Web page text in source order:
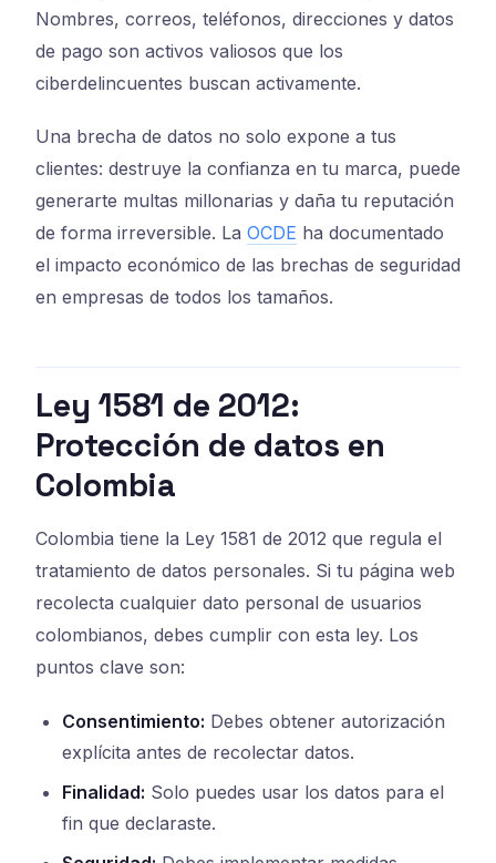
Nombres, correos, teléfonos, direcciones y datos
de pago son activos valiosos que los
ciberdelincuentes buscan activamente.
Una brecha de datos no solo expone a tus
clientes: destruye la confianza en tu marca, puede
generarte multas millonarias y daña tu reputación
de forma irreversible. La OCDE ha documentado
el impacto económico de las brechas de seguridad
en empresas de todos los tamaños.
Ley 1581 de 2012:
Protección de datos en
Colombia
Colombia tiene la Ley 1581 de 2012 que regula el
tratamiento de datos personales. Si tu página web
recolecta cualquier dato personal de usuarios
colombianos, debes cumplir con esta ley. Los
puntos clave son:
Consentimiento: Debes obtener autorización
explícita antes de recolectar datos.
Finalidad: Solo puedes usar los datos para el
fin que declaraste.